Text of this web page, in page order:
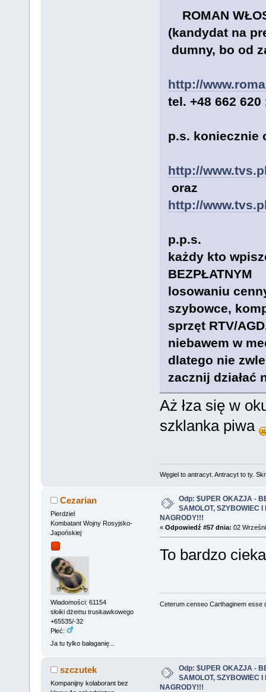
ROMAN
(kandydat na
dumny, bo od
http://
tel. +48 662 620
p.s. koniecznie
http://
oraz
http://
p.p.s.
każdy kto
BEZPŁATNYM
losowaniu
szybowce,
sprzęt RTV/
niebawem w
dlatego nie
zacznij działać
Aż łza się w
szklanka piwa
Węgiel to antracyt. Antracyt to ty.
Cezarian
Pierdziel
Kombatant Wojny Rosyjsko-
Japońskiej
Wiadomości: 61154
słoiki dżemu truskawkowego
+65535/-32
Płeć:
Ja tu tylko bałaganię...
Odp: $UPER OKAZJA -
SAMOLOT, SZYBOWIEC I
NAGRODY!!!
« Odpowiedź #57 dnia: 02
To bardzo
Ceterum censeo Carthaginem esse
szczutek
Kompanijny kolaborant bez
Odp: $UPER OKAZJA -
SAMOLOT, SZYBOWIEC I
NAGRODY!!!